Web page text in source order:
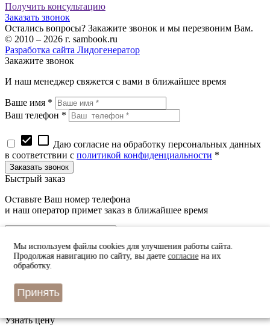
Получить консультацию
Заказать звонок
Остались вопросы? Закажите звонок и мы перезвоним Вам.
© 2010 – 2026 г. sambook.ru
Разработка сайта Лидогенератор
Закажите звонок
И наш менеджер свяжется с вами в ближайшее время
Ваше имя *
Ваш телефон *
check_box check_box_outline_blank Даю согласие на обработку персональных данных
в соответствии с политикой конфиденциальности *
Быстрый заказ
Оставьте Ваш номер телефона
и наш оператор примет заказ в ближайшее время
check_boxcheck_box_outline_blankДаю согласие на обработку персональных данных
в соответствии с
Узнать цену
Мы используем файлы cookies для улучшения работы сайта.
Продолжая навигацию по сайту, вы даетесогласиена их
обработку.
Принять